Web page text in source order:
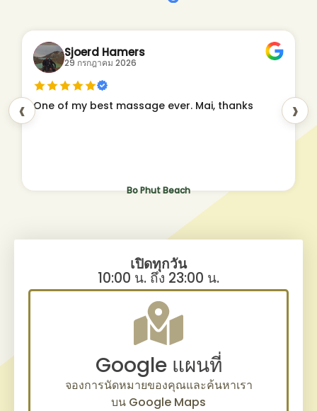
‹
Bo Phut Beach
Sjoerd Hamers
29 กรกฎาคม 2026
One of my best massage ever. Mai, thanks ›
เปิดทุกวัน
10:00 น. ถึง 23:00 น.
Google แผนที่
จองการนัดหมายของคุณและค้นหาเรา
บน Google Maps